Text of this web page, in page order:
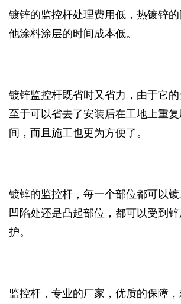
镀锌的监控杆处理费用低，热镀锌
他涂料涂层的时间成本低。
镀锌监控杆既省时又省力，由于它
至于可以省去了安装后在工地上重
间，而且施工也更为方便了。
镀锌的监控杆，每一个部位都可以
凹陷处还是凸起部位，都可以受到
护。
监控杆，专业的厂家，优质的保障